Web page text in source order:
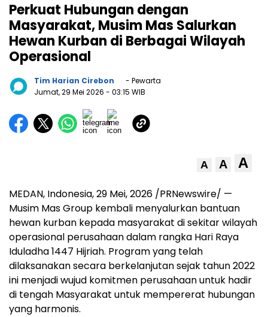
Perkuat Hubungan dengan
Masyarakat, Musim Mas Salurkan
Hewan Kurban di Berbagai Wilayah
Operasional
Tim Harian Cirebon
- Pewarta
Jumat, 29 Mei 2026 - 03:15 WIB
A A A
MEDAN, Indonesia,29 Mei, 2026 /PRNewswire/ —
Musim Mas Group kembali menyalurkan bantuan
hewan kurban kepada masyarakat di sekitar wilayah
operasional perusahaan dalam rangka Hari Raya
Iduladha 1447 Hijriah. Program yang telah
dilaksanakan secara berkelanjutan sejak tahun 2022
ini menjadi wujud komitmen perusahaan untuk hadir
di tengah Masyarakat untuk mempererat hubungan
yang harmonis.